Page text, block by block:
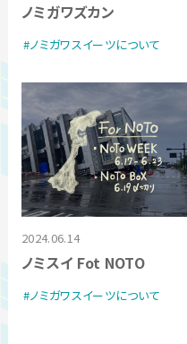
ノミガワズカン
ノミガワスイーツについて
2024.06.14
ノミスイ Fot NOTO
ノミガワスイーツについて